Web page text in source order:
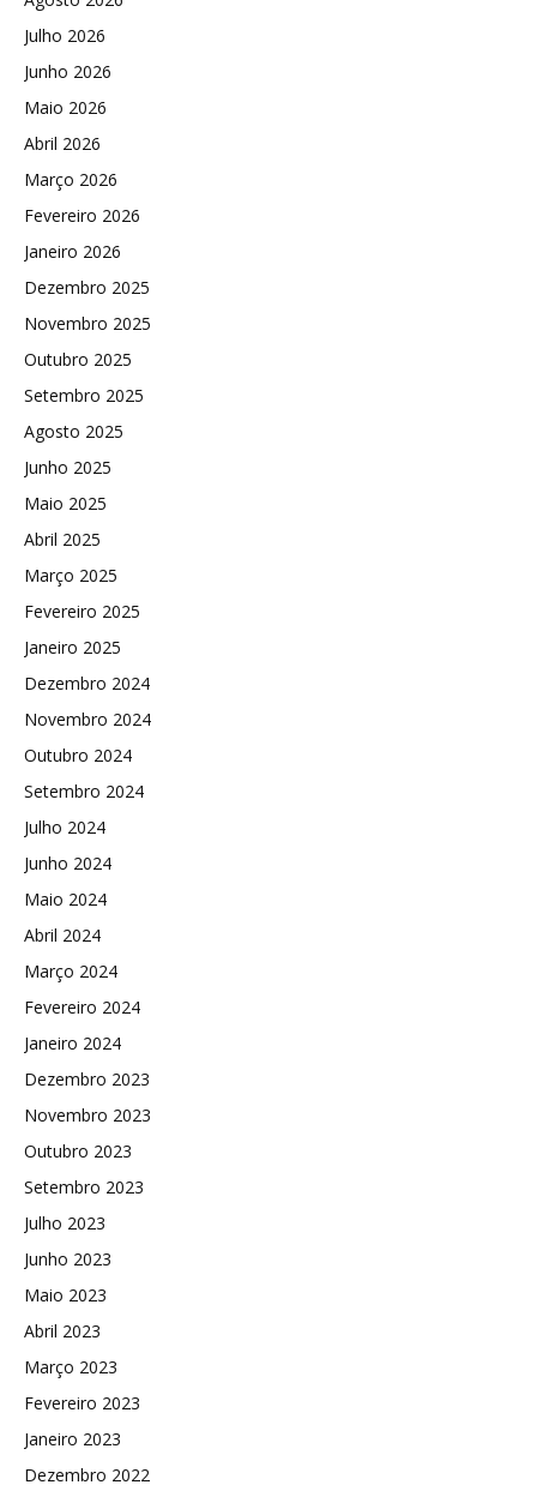
Julho 2026
Junho 2026
Maio 2026
Abril 2026
Março 2026
Fevereiro 2026
Janeiro 2026
Dezembro 2025
Novembro 2025
Outubro 2025
Setembro 2025
Agosto 2025
Junho 2025
Maio 2025
Abril 2025
Março 2025
Fevereiro 2025
Janeiro 2025
Dezembro 2024
Novembro 2024
Outubro 2024
Setembro 2024
Julho 2024
Junho 2024
Maio 2024
Abril 2024
Março 2024
Fevereiro 2024
Janeiro 2024
Dezembro 2023
Novembro 2023
Outubro 2023
Setembro 2023
Julho 2023
Junho 2023
Maio 2023
Abril 2023
Março 2023
Fevereiro 2023
Janeiro 2023
Dezembro 2022